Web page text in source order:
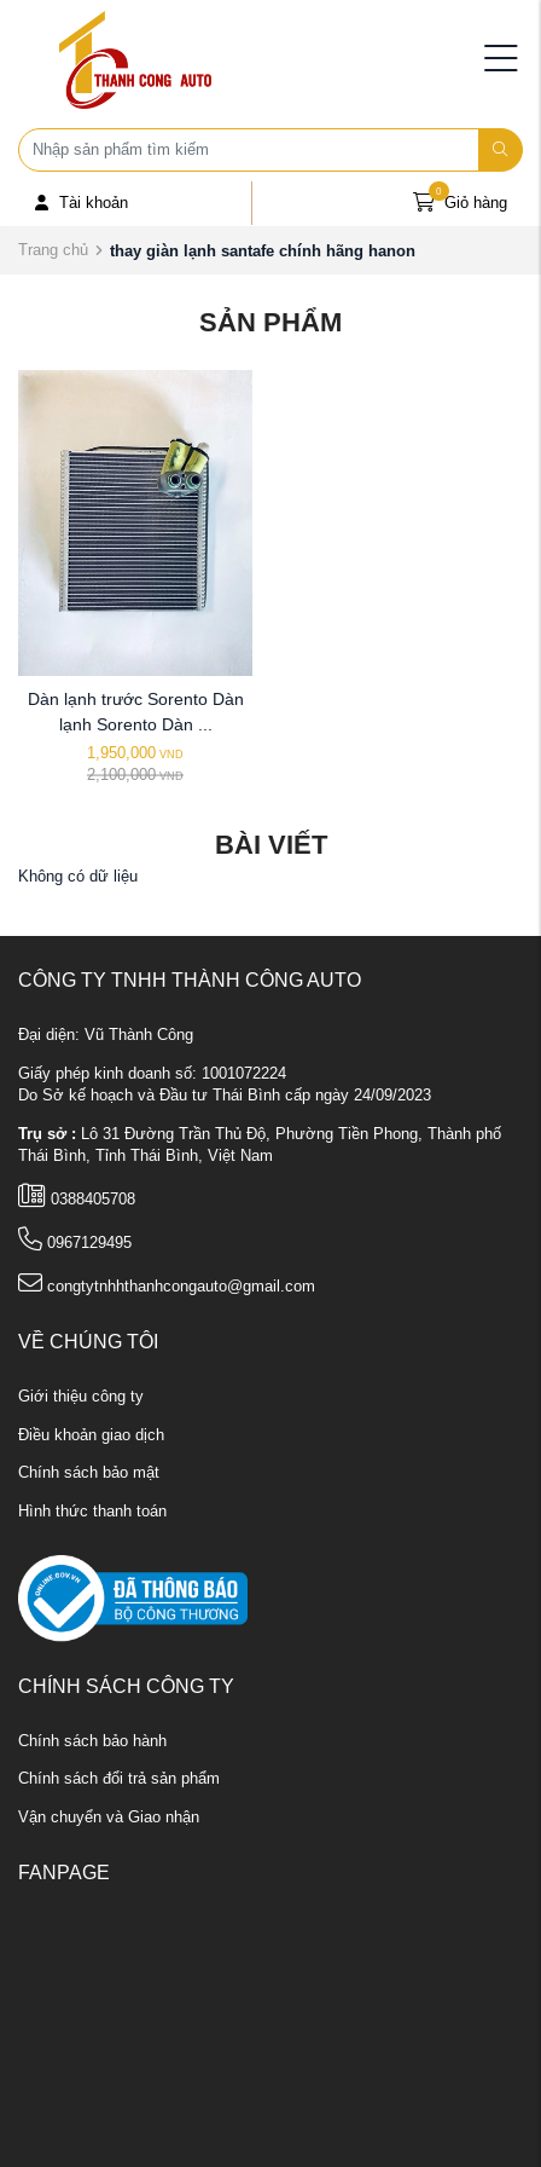
Tài khoản Giỏ hàng
0
Trang chủ thay giàn lạnh santafe chính hãng hanon
SẢN PHẨM
Dàn lạnh trước Sorento Dàn
lạnh Sorento Dàn ...
1,950,000 VND
2,100,000 VND
BÀI VIẾT
Không có dữ liệu
CÔNG TY TNHH THÀNH CÔNG AUTO
Đại diện: Vũ Thành Công
Giấy phép kinh doanh số: 1001072224
Do Sở kế hoạch và Đầu tư Thái Bình cấp ngày 24/09/2023
Trụ sở : Lô 31 Đường Trần Thủ Độ, Phường Tiền Phong, Thành phố
Thái Bình, Tỉnh Thái Bình, Việt Nam
0388405708
0967129495
congtytnhhthanhcongauto@gmail.com
VỀ CHÚNG TÔI
Giới thiệu công ty
Điều khoản giao dịch
Chính sách bảo mật
Hình thức thanh toán
CHÍNH SÁCH CÔNG TY
Chính sách bảo hành
Chính sách đổi trả sản phẩm
Vận chuyển và Giao nhận
FANPAGE